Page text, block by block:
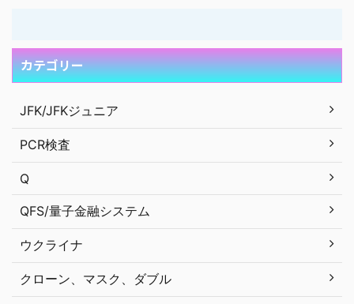
カテゴリー
JFK/JFKジュニア
PCR検査
Q
QFS/量子金融システム
ウクライナ
クローン、マスク、ダブル